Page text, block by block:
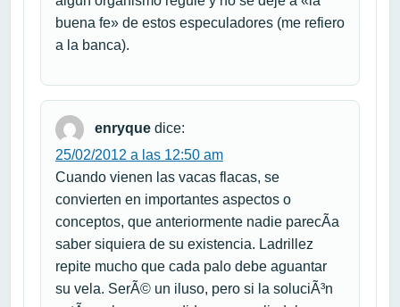
buena fe» de estos especuladores (me refiero
a la banca).
enryque dice:
25/02/2012 a las 12:50 am
Cuando vienen las vacas flacas, se
convierten en importantes aspectos o
conceptos, que anteriormente nadie parecÃ­a
saber siquiera de su existencia. Ladrillez
repite mucho que cada palo debe aguantar
su vela. SerÃ© un iluso, pero si la soluciÃ³n